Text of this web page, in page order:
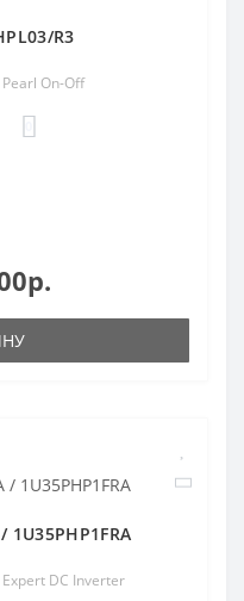
R3
On-Off
1U35PHP1FRA
DC Inverter